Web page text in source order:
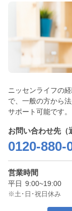
ニッセンライフの
で、一般の方から
サポート可能です。
お問い合わせ先（
0120-880-
営業時間
平日 9:00~19:00
※土･日･祝日休み